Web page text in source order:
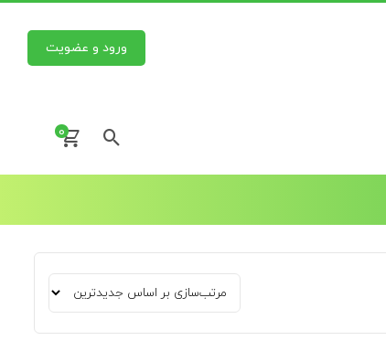
ورود و عضویت
0